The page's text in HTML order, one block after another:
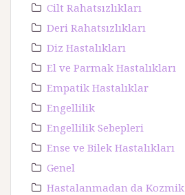
Cilt Rahatsızlıkları
Deri Rahatsızlıkları
Diz Hastalıkları
El ve Parmak Hastalıkları
Empatik Hastalıklar
Engellilik
Engellilik Sebepleri
Ense ve Bilek Hastalıkları
Genel
Hastalanmadan da